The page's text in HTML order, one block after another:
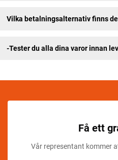
Vilka betalningsalternativ finns
-Tester du alla dina varor innan
Få ett
Vår representant kommer